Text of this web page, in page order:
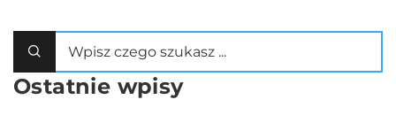
Ostatnie wpisy